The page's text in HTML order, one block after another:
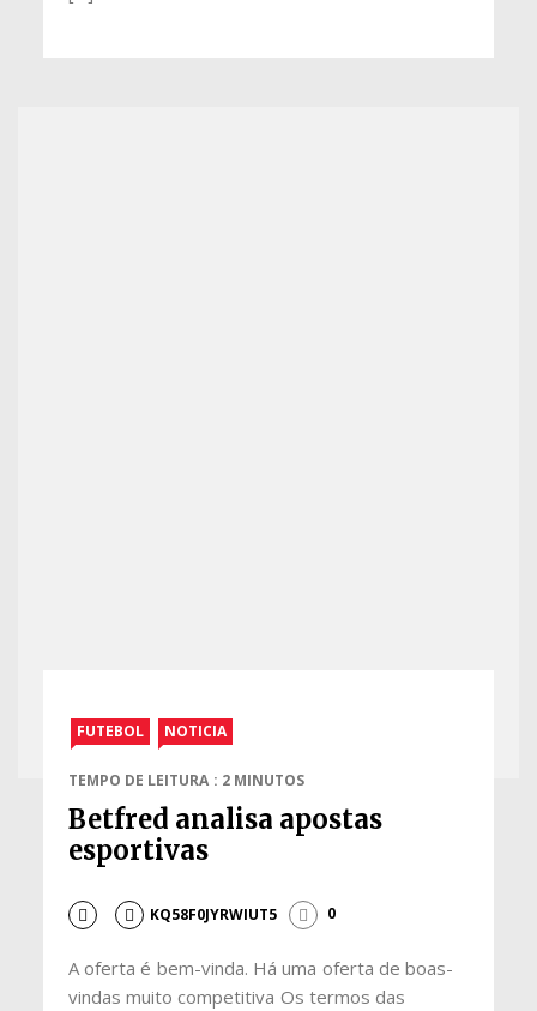
FUTEBOL NOTICIA
TEMPO DE LEITURA : 2 MINUTOS
Betfred analisa apostas
esportivas
KQ58F0JYRWIUT5 0
A oferta é bem-vinda. Há uma oferta de boas-
vindas muito competitiva Os termos das